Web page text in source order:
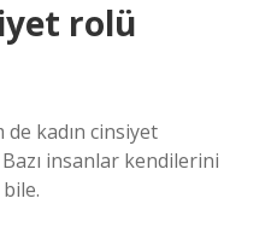
rolü
kadın cinsiyet
insanlar kendilerini